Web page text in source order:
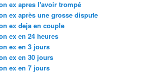
ex apres l'avoir trompé
ex après une grosse dispute
ex deja en couple
ex en 24 heures
ex en 3 jours
ex en 30 jours
ex en 7 jours